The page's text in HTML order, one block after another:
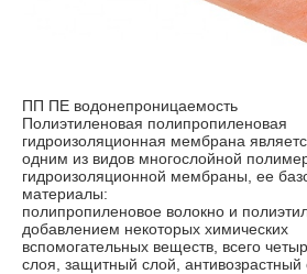
ПП ПЕ водонепроницаемость
Полиэтиленовая полипропиленовая
гидроизоляционная мембрана
одним из видов многослойной
гидроизоляционной мембраны, ее
материалы:
полипропиленовое волокно и
добавлением некоторых химических
вспомогательных веществ, всего
слоя, защитный слой, антивозрастный